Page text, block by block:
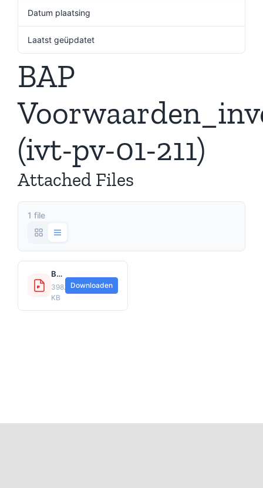
Datum plaatsing
Laatst geüpdatet
BAP
(ivt-pv-01-211)
Attached Files
1 file
BAP Voorwaarden_inventaris_algemeen (ivt-pv-01-211).pdf
398.52
KB
Downloaden